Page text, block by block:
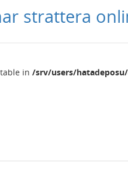
strattera
in /srv/users/